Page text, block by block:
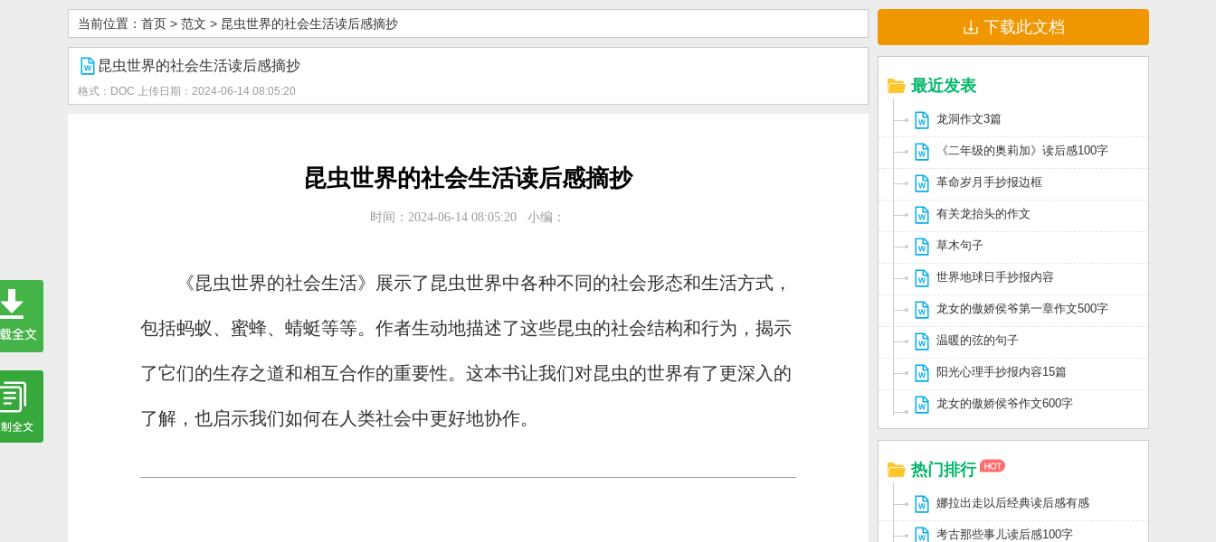
当前位置： 首页> 范文 > 昆虫世界的社会生活读后感摘抄
昆虫世界的社会生活读后感摘抄
格式：DOC 上传日期：2024-06-14 08:05:20
昆虫世界的社会生活读后感摘抄
时间：2024-06-14 08:05:20 小编：
《昆虫世界的社会生活》展示了昆虫世界中各种不同的社会形态和生活方式，
包括蚂蚁、蜜蜂、蜻蜓等等。作者生动地描述了这些昆虫的社会结构和行为，揭示
了它们的生存之道和相互合作的重要性。这本书让我们对昆虫的世界有了更深入的
了解，也启示我们如何在人类社会中更好地协作。
下载此文档
最近发表
龙洞作文3篇
《二年级的奥莉加》读后感100字
革命岁月手抄报边框
有关龙抬头的作文
草木句子
世界地球日手抄报内容
龙女的傲娇侯爷第一章作文500字
温暖的弦的句子
阳光心理手抄报内容15篇
龙女的傲娇侯爷作文600字
热门排行
娜拉出走以后经典读后感有感
考古那些事儿读后感100字